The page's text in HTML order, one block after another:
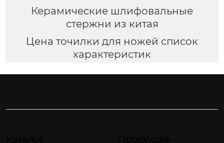
Керамические шлифовальные
стержни из китая
Цена точилки для ножей список
характеристик